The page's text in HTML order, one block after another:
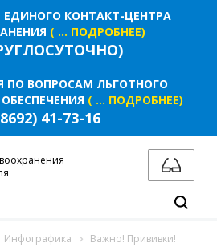
Инфографика Важно! Прививки!
ЕДИНОГО КОНТАКТ-ЦЕНТРА
( ... ПОДРОБНЕЕ)
ПО ВОПРОСАМ ЛЬГОТНОГО
( ... ПОДРОБНЕЕ)
41-73-16
ДЛЯ СООБЩЕНИЙ О
И
КОНФЛИКТА ИНТЕРЕСОВ
КОМИССИЯ)
ПУБЛИЧНОГО
И АКТИВНАЯ ЖИЗНЬ"